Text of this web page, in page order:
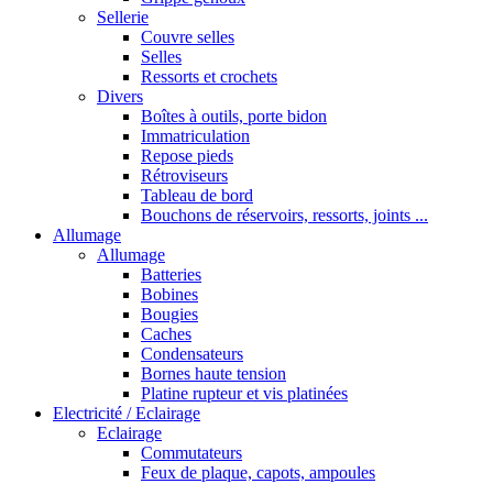
Sellerie
Couvre selles
Selles
Ressorts et crochets
Divers
Boîtes à outils, porte bidon
Immatriculation
Repose pieds
Rétroviseurs
Tableau de bord
Bouchons de réservoirs, ressorts, joints ...
Allumage
Allumage
Batteries
Bobines
Bougies
Caches
Condensateurs
Bornes haute tension
Platine rupteur et vis platinées
Electricité / Eclairage
Eclairage
Commutateurs
Feux de plaque, capots, ampoules